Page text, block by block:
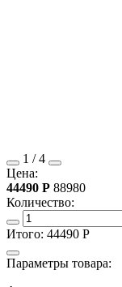
1 /4
Цена:
44490 Р 88980
Количество:
Итого: 44490 Р
Параметры товара: